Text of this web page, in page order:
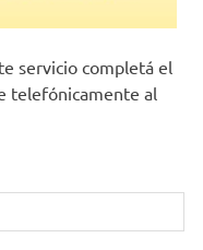
servicio completá el
telefónicamente al